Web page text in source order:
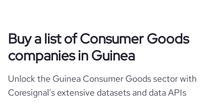
Buy a list of Consumer Goods
companies in Guinea
Unlock the Guinea Consumer Goods sector with
Coresignal's extensive datasets and data APIs